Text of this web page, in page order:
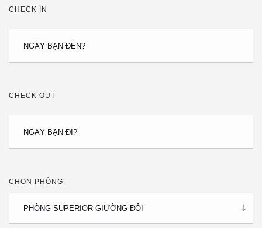
CHECK IN
CHECK OUT
CHỌN PHÒNG